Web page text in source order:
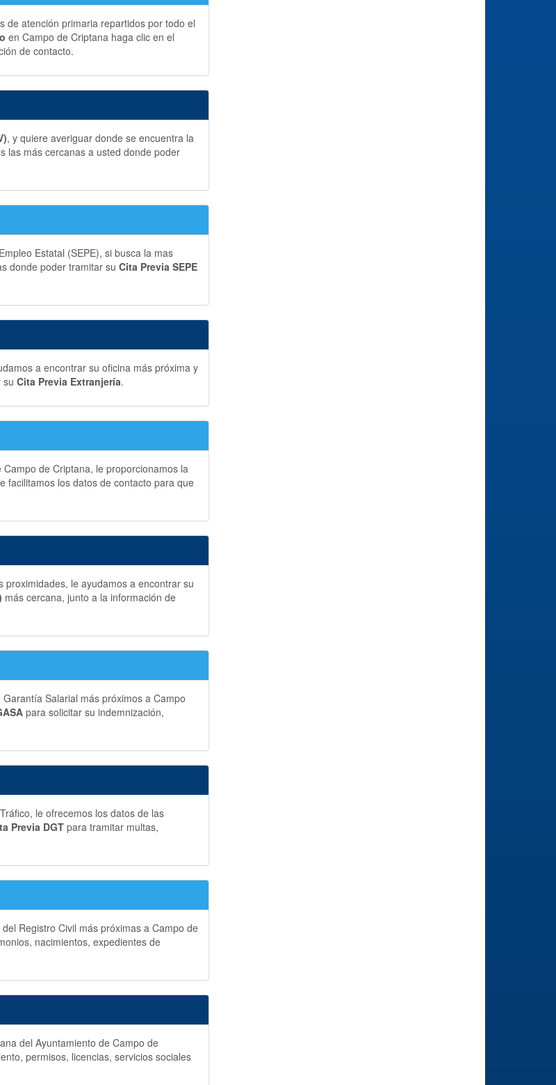
de atención primaria repartidos por todo el
en Campo de Criptana haga clic en el
de contacto.
, y quiere averiguar donde se encuentra la
las más cercanas a usted donde poder
Estatal (SEPE), si busca la mas
donde poder tramitar su Cita Previa SEPE
a encontrar su oficina más próxima y
su Cita Previa Extranjería.
de Criptana, le proporcionamos la
facilitamos los datos de contacto para que
proximidades, le ayudamos a encontrar su
más cercana, junto a la información de
Salarial más próximos a Campo
para solicitar su indemnización,
le ofrecemos los datos de las
Previa DGT para tramitar multas,
Registro Civil más próximas a Campo de
nacimientos, expedientes de
del Ayuntamiento de Campo de
permisos, licencias, servicios sociales